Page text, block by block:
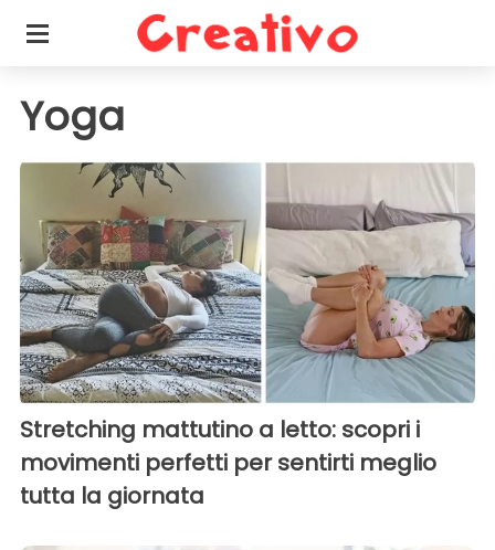
Yoga
Stretching mattutino a letto: scopri i
movimenti perfetti per sentirti meglio
tutta la giornata